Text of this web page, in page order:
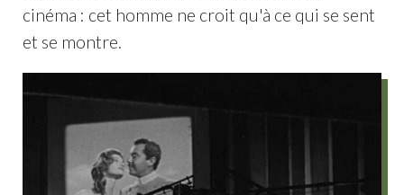
cinéma : cet homme ne croit qu'à ce qui se sent
et se montre.